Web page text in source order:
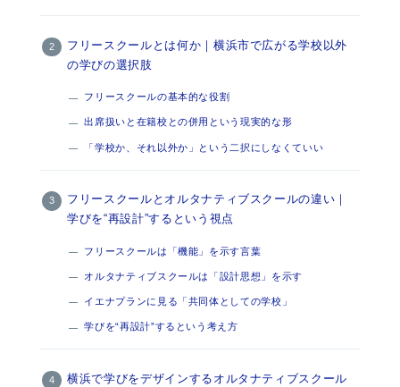
フリースクールとは何か｜横浜市で広がる学校以外
の学びの選択肢
フリースクールの基本的な役割
出席扱いと在籍校との併用という現実的な形
「学校か、それ以外か」という二択にしなくていい
フリースクールとオルタナティブスクールの違い｜
学びを“再設計”するという視点
フリースクールは「機能」を示す言葉
オルタナティブスクールは「設計思想」を示す
イエナプランに見る「共同体としての学校」
学びを“再設計”するという考え方
横浜で学びをデザインするオルタナティブスクール